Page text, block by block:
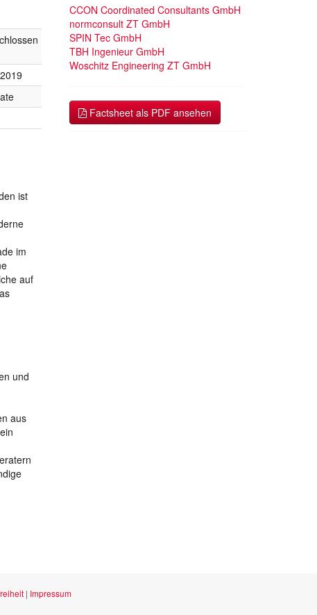
ist
im
auf
und
aus
CCON Coordinated Consultants GmbH
normconsult ZT GmbH
SPIN Tec GmbH
TBH Ingenieur GmbH
Woschitz Engineering ZT GmbH
Factsheet als PDF ansehen
| Impressum